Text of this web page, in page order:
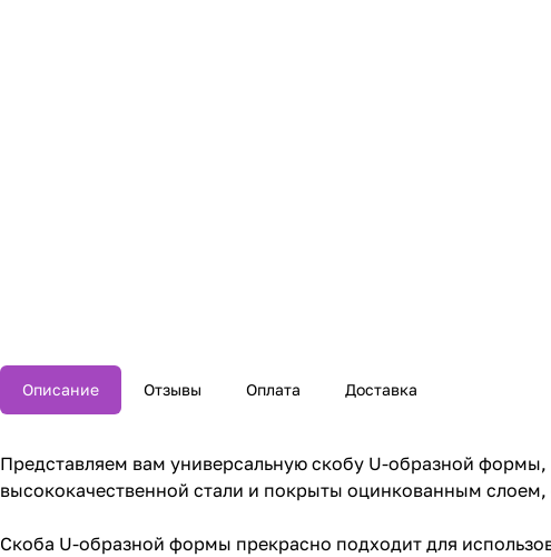
Описание Отзывы Оплата Доставка
Представляем вам универсальную скобу U-образной
высококачественной стали и покрыты оцинкованным
Скоба U-образной формы прекрасно подходит для